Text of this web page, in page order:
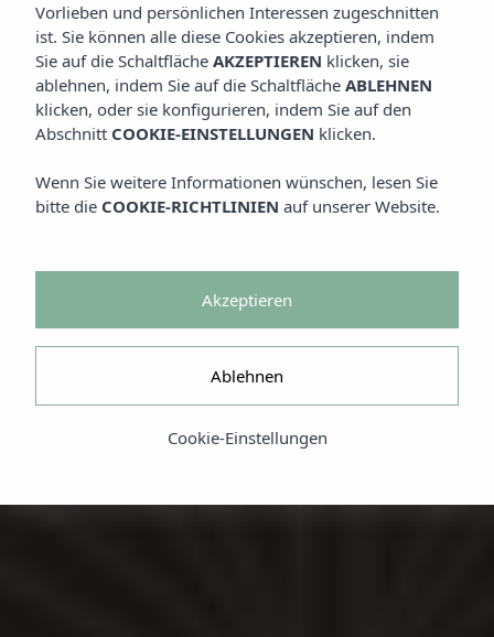
Vorlieben und persönlichen Interessen zugeschnitten
ist. Sie können alle diese Cookies akzeptieren, indem
Sie auf die Schaltfläche AKZEPTIEREN klicken, sie
ablehnen, indem Sie auf die Schaltfläche ABLEHNEN
klicken, oder sie konfigurieren, indem Sie auf den
Abschnitt COOKIE-EINSTELLUNGEN klicken.
Wenn Sie weitere Informationen wünschen, lesen Sie
bitte die COOKIE-RICHTLINIEN auf unserer Website.
Cookie-Einstellungen
Ablehnen
Akzeptieren